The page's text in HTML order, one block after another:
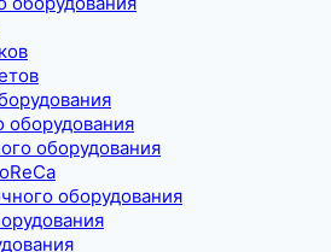
оборудования
оборудования
оборудования